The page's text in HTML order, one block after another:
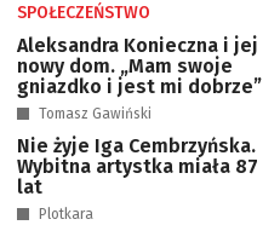
SPOŁECZEŃSTWO
Aleksandra Konieczna i jej
nowy dom. „Mam swoje
gniazdko i jest mi dobrze”
Tomasz Gawiński
Nie żyje Iga Cembrzyńska.
Wybitna artystka miała 87
lat
Plotkara